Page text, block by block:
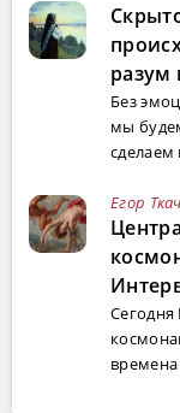
разум
Без
мы
Егор
времена